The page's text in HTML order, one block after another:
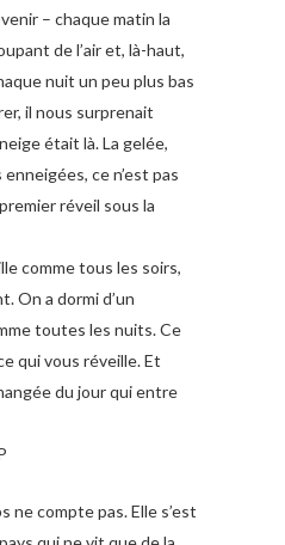
– chaque matin la
de l’air et, là-haut,
nuit un peu plus bas
il nous surprenait
était là. La gelée,
enneigées, ce n’est pas
réveil sous la
comme tous les soirs,
On a dormi d’un
toutes les nuits. Ce
qui vous réveille. Et
du jour qui entre
ne compte pas. Elle s’est